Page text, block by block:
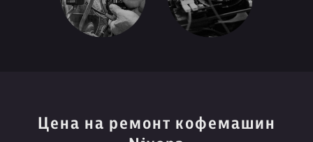
Цена на ремонт кофемашин